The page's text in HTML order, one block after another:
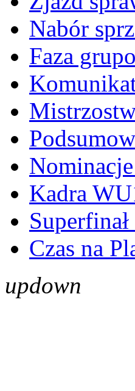
Nabór
Faza
Kadra
Czas na
updown